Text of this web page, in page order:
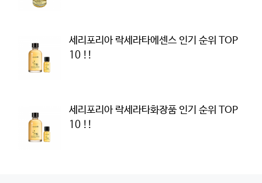
세리포리아 락세라타에센스 인기 순위 TOP
10 !!
세리포리아 락세라타화장품 인기 순위 TOP
10 !!